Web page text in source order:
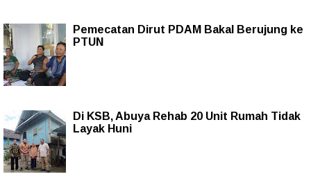
Pemecatan Dirut PDAM Bakal Berujung ke
PTUN
Di KSB, Abuya Rehab 20 Unit Rumah Tidak
Layak Huni